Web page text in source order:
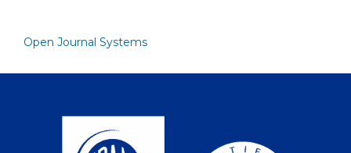
Open Journal Systems